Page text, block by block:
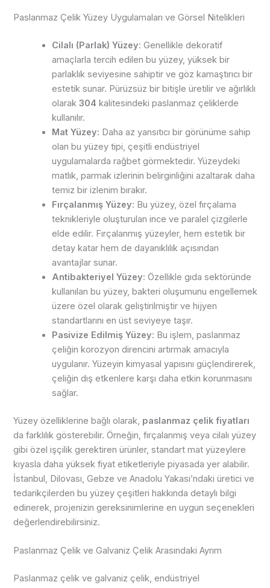
Paslanmaz Çelik Yüzey Uygulamaları ve Görsel Nitelikleri
Cilalı (Parlak) Yüzey: Genellikle dekoratif
amaçlarla tercih edilen bu yüzey, yüksek bir
parlaklık seviyesine sahiptir ve göz kamaştırıcı bir
estetik sunar. Pürüzsüz bir bitişle üretilir ve ağırlıklı
olarak 304 kalitesindeki paslanmaz çeliklerde
kullanılır.
Mat Yüzey: Daha az yansıtıcı bir görünüme sahip
olan bu yüzey tipi, çeşitli endüstriyel
uygulamalarda rağbet görmektedir. Yüzeydeki
matlık, parmak izlerinin belirginliğini azaltarak daha
temiz bir izlenim bırakır.
Fırçalanmış Yüzey: Bu yüzey, özel fırçalama
teknikleriyle oluşturulan ince ve paralel çizgilerle
elde edilir. Fırçalanmış yüzeyler, hem estetik bir
detay katar hem de dayanıklılık açısından
avantajlar sunar.
Antibakteriyel Yüzey: Özellikle gıda sektöründe
kullanılan bu yüzey, bakteri oluşumunu engellemek
üzere özel olarak geliştirilmiştir ve hijyen
standartlarını en üst seviyeye taşır.
Pasivize Edilmiş Yüzey: Bu işlem, paslanmaz
çeliğin korozyon direncini artırmak amacıyla
uygulanır. Yüzeyin kimyasal yapısını güçlendirerek,
çeliğin dış etkenlere karşı daha etkin korunmasını
sağlar.
Yüzey özelliklerine bağlı olarak, paslanmaz çelik fiyatları
da farklılık gösterebilir. Örneğin, fırçalanmış veya cilalı yüzey
gibi özel işçilik gerektiren ürünler, standart mat yüzeylere
kıyasla daha yüksek fiyat etiketleriyle piyasada yer alabilir.
İstanbul, Dilovası, Gebze ve Anadolu Yakası’ndaki üretici ve
tedarikçilerden bu yüzey çeşitleri hakkında detaylı bilgi
edinerek, projenizin gereksinimlerine en uygun seçenekleri
değerlendirebilirsiniz.
Paslanmaz Çelik ve Galvaniz Çelik Arasındaki Ayrım
Paslanmaz çelik ve galvaniz çelik, endüstriyel